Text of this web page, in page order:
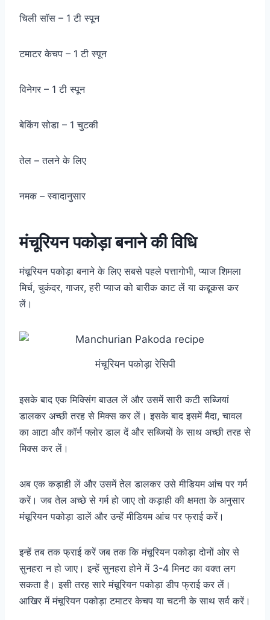
चिली सॉस – 1 टी स्पून
टमाटर केचप – 1 टी स्पून
विनेगर – 1 टी स्पून
बेकिंग सोडा – 1 चुटकी
तेल – तलने के लिए
नमक – स्वादानुसार
मंचूरियन पकोड़ा बनाने की विधि
मंचूरियन पकोड़ा बनाने के लिए सबसे पहले पत्तागोभी, प्याज शिमला
मिर्च, चुकंदर, गाजर, हरी प्याज को बारीक काट लें या कद्दूकस कर
लें।
मंचूरियन पकोड़ा रेसिपी
इसके बाद एक मिक्सिंग बाउल लें और उसमें सारी कटी सब्जियां
डालकर अच्छी तरह से मिक्स कर लें। इसके बाद इसमें मैदा, चावल
का आटा और कॉर्न फ्लोर डाल दें और सब्जियों के साथ अच्छी तरह से
मिक्स कर लें।
अब एक कड़ाही लें और उसमें तेल डालकर उसे मीडियम आंच पर गर्म
करें। जब तेल अच्छे से गर्म हो जाए तो कड़ाही की क्षमता के अनुसार
मंचूरियन पकोड़ा डालें और उन्हें मीडियम आंच पर फ्राई करें।
इन्हें तब तक फ्राई करें जब तक कि मंचूरियन पकोड़ा दोनों ओर से
सुनहरा न हो जाए। इन्हें सुनहरा होने में 3-4 मिनट का वक्त लग
सकता है। इसी तरह सारे मंचूरियन पकोड़ा डीप फ्राई कर लें।
आखिर में मंचूरियन पकोड़ा टमाटर केचप या चटनी के साथ सर्व करें।